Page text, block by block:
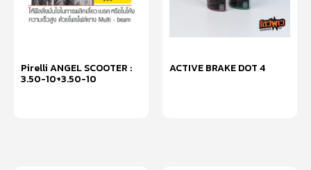
Pirelli ANGEL SCOOTER :
3.50-10+3.50-10
ACTIVE BRAKE DOT 4